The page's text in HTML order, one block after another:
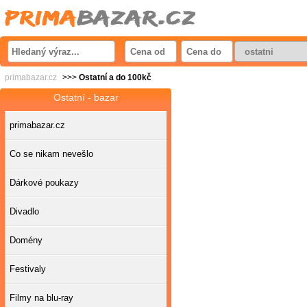
primabazar.cz >>> Ostatní a do 100kč
Ostatní - bazar
primabazar.cz
Co se nikam nevešlo
Dárkové poukazy
Divadlo
Domény
Festivaly
Filmy na blu-ray